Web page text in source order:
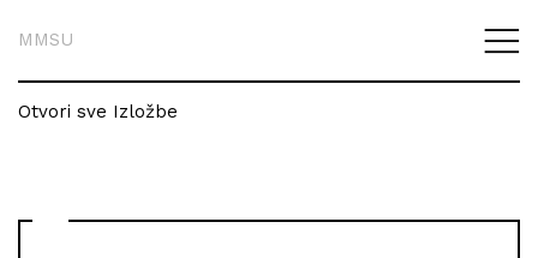
MMSU
Otvori sve Izložbe